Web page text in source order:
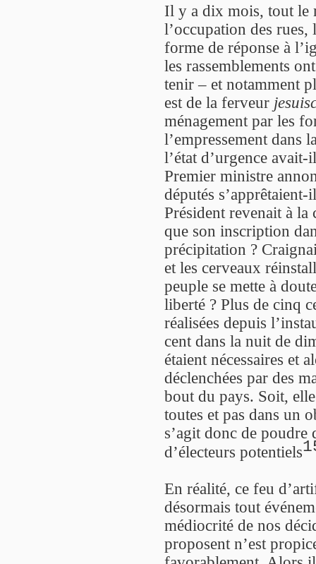
Il y a dix mois, tout le
l’occupation des
forme de réponse à
les rassemblements
tenir – et notamment
est de la ferveur
ménagement par les
l’empressement dans
l’état d’urgence
Premier ministre
députés
Président revenait à
que son inscription
précipitation ?
et les cerveaux
peuple se mette à
liberté ? Plus de cinq
réalisées depuis
cent dans la nuit de
étaient nécessaires et
déclenchées par des
bout du pays. Soit,
toutes et pas dans un
s’agit donc de poudre
d’électeurs potentiels
En réalité, ce feu
désormais tout
médiocrité de nos
proposent n’est